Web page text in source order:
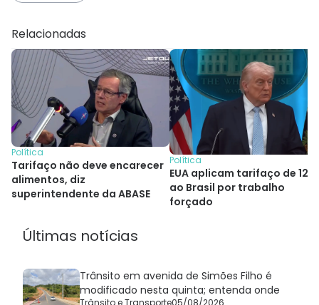
Relacionadas
Política
Tarifaço não deve encarecer
alimentos, diz
superintendente da ABASE
Política
EUA aplicam tarifaço de
ao Brasil por trabalho
forçado
Últimas notícias
Trânsito em avenida de Simões Filho é
modificado nesta quinta; entenda onde
Trânsito e Transporte05/08/2026